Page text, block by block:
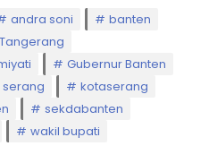
andra soni
banten
Gubernur Banten
kotaserang
sekdabanten
wakil bupati